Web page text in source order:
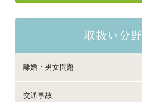
取扱い分野
離婚・男女問題
交通事故